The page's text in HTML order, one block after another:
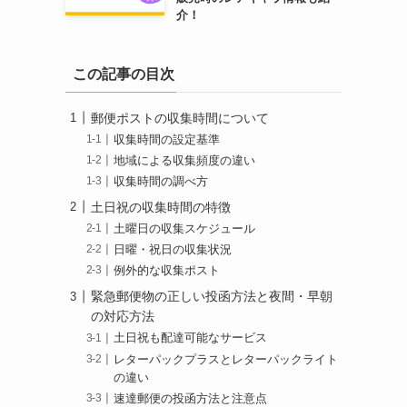
介！
この記事の目次
郵便ポストの収集時間について
収集時間の設定基準
地域による収集頻度の違い
収集時間の調べ方
土日祝の収集時間の特徴
土曜日の収集スケジュール
日曜・祝日の収集状況
例外的な収集ポスト
緊急郵便物の正しい投函方法と夜間・早朝
の対応方法
土日祝も配達可能なサービス
レターパックプラスとレターパックライト
の違い
速達郵便の投函方法と注意点